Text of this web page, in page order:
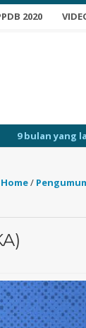
2020
/ Selamat Datang
/